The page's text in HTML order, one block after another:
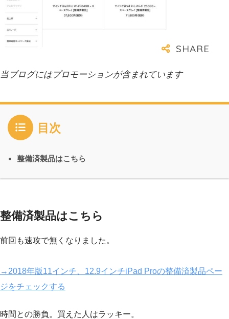
当ブログにはプロモーションが含まれています
目次
整備済製品はこちら
整備済製品はこちら
前回も速攻で無くなりました。
→2018年版11インチ、12.9インチiPad Proの整備済製品ペー
ジをチェックする
時間との勝負。買えた人はラッキー。